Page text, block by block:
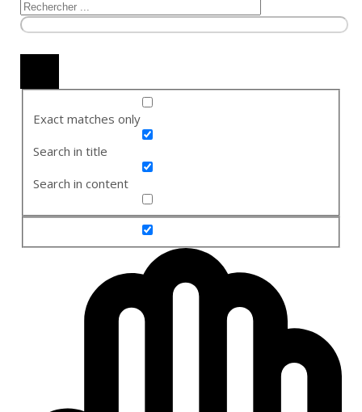
Exact matches only
Search in title
Search in content